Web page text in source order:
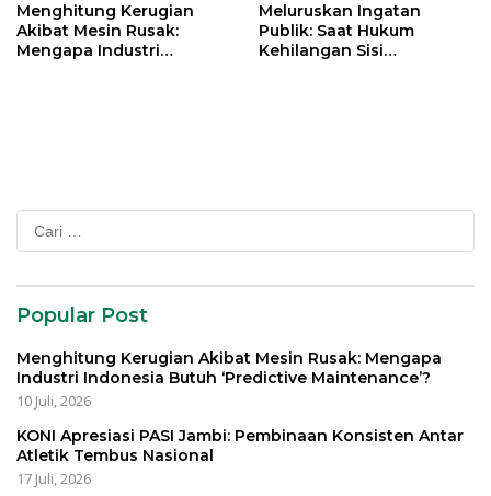
Menghitung Kerugian
Akibat Mesin Rusak:
Mengapa Industri
Meluruskan Ingatan
Publik: Saat Hukum
Kehilangan Sisi
Cari
untuk:
Popular Post
Menghitung Kerugian Akibat Mesin Rusak: Mengapa
Industri Indonesia Butuh ‘Predictive Maintenance’?
10 Juli, 2026
KONI Apresiasi PASI Jambi: Pembinaan Konsisten Antar
Atletik Tembus Nasional
17 Juli, 2026